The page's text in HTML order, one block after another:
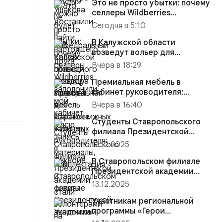
Это не просто убытки: почему
селлеры Wildberries
заполонили мой кабинет и
Сегодня в 5:10
В Калужской области
возведут вольер для
краснокнижных животных
Вчера в 18:29
Премиальная мебель в
кабинет руководителя:
материалы, комплектация и
советы
Вчера в 16:40
Студенты Ставропольского
филиала Президентской
академии стали волонтёрами
на...
13.12.2025
В Ставропольском филиале
Президентской академии
участники региональной
13.12.2025
Участникам региональной
программы «Герои